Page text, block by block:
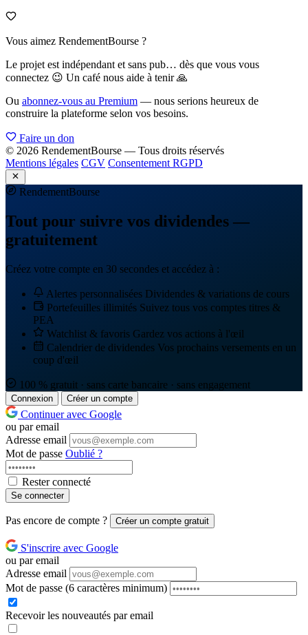
Vous aimez RendementBourse ?
Le projet est indépendant et sans pub… dès que vous vous
connectez 😉 Un café nous aide à tenir 🙏
Ou abonnez-vous au Premium — nous serions heureux de
construire la plateforme selon vos besoins.
Faire un don
© 2026 RendementBourse — Tous droits réservés
Mentions légales CGV Consentement RGPD
RendementBourse
Tout pour suivre vos dividendes —
gratuitement
Créez votre compte en 30 secondes et accédez à :
Alertes personnalisées Dividendes & variations de cours
Portefeuilles illimités Suivez tous vos comptes titres &
PEA
Watchlist & favoris Gardez vos actions à l'œil
Calendrier de dividendes Vos prochains versements en un
coup d'œil
100 % gratuit · sans carte bancaire · sans engagement
Connexion Créer un compte
Continuer avec Google
ou par email
Adresse email
Mot de passe Oublié ?
Rester connecté
Se connecter
Pas encore de compte ? Créer un compte gratuit
S'inscrire avec Google
ou par email
Adresse email
Mot de passe (6 caractères minimum)
Recevoir les nouveautés par email